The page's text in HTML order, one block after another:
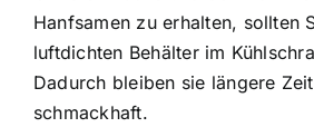
Hanfsamen zu erhalten, sollten
luftdichten Behälter im
Dadurch bleiben sie längere
schmackhaft.